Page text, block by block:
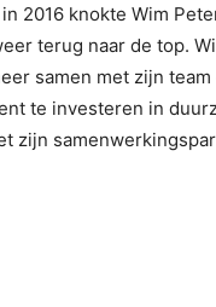
2016 knokte Wim
terug naar de top.
samen met zijn
te investeren in
zijn